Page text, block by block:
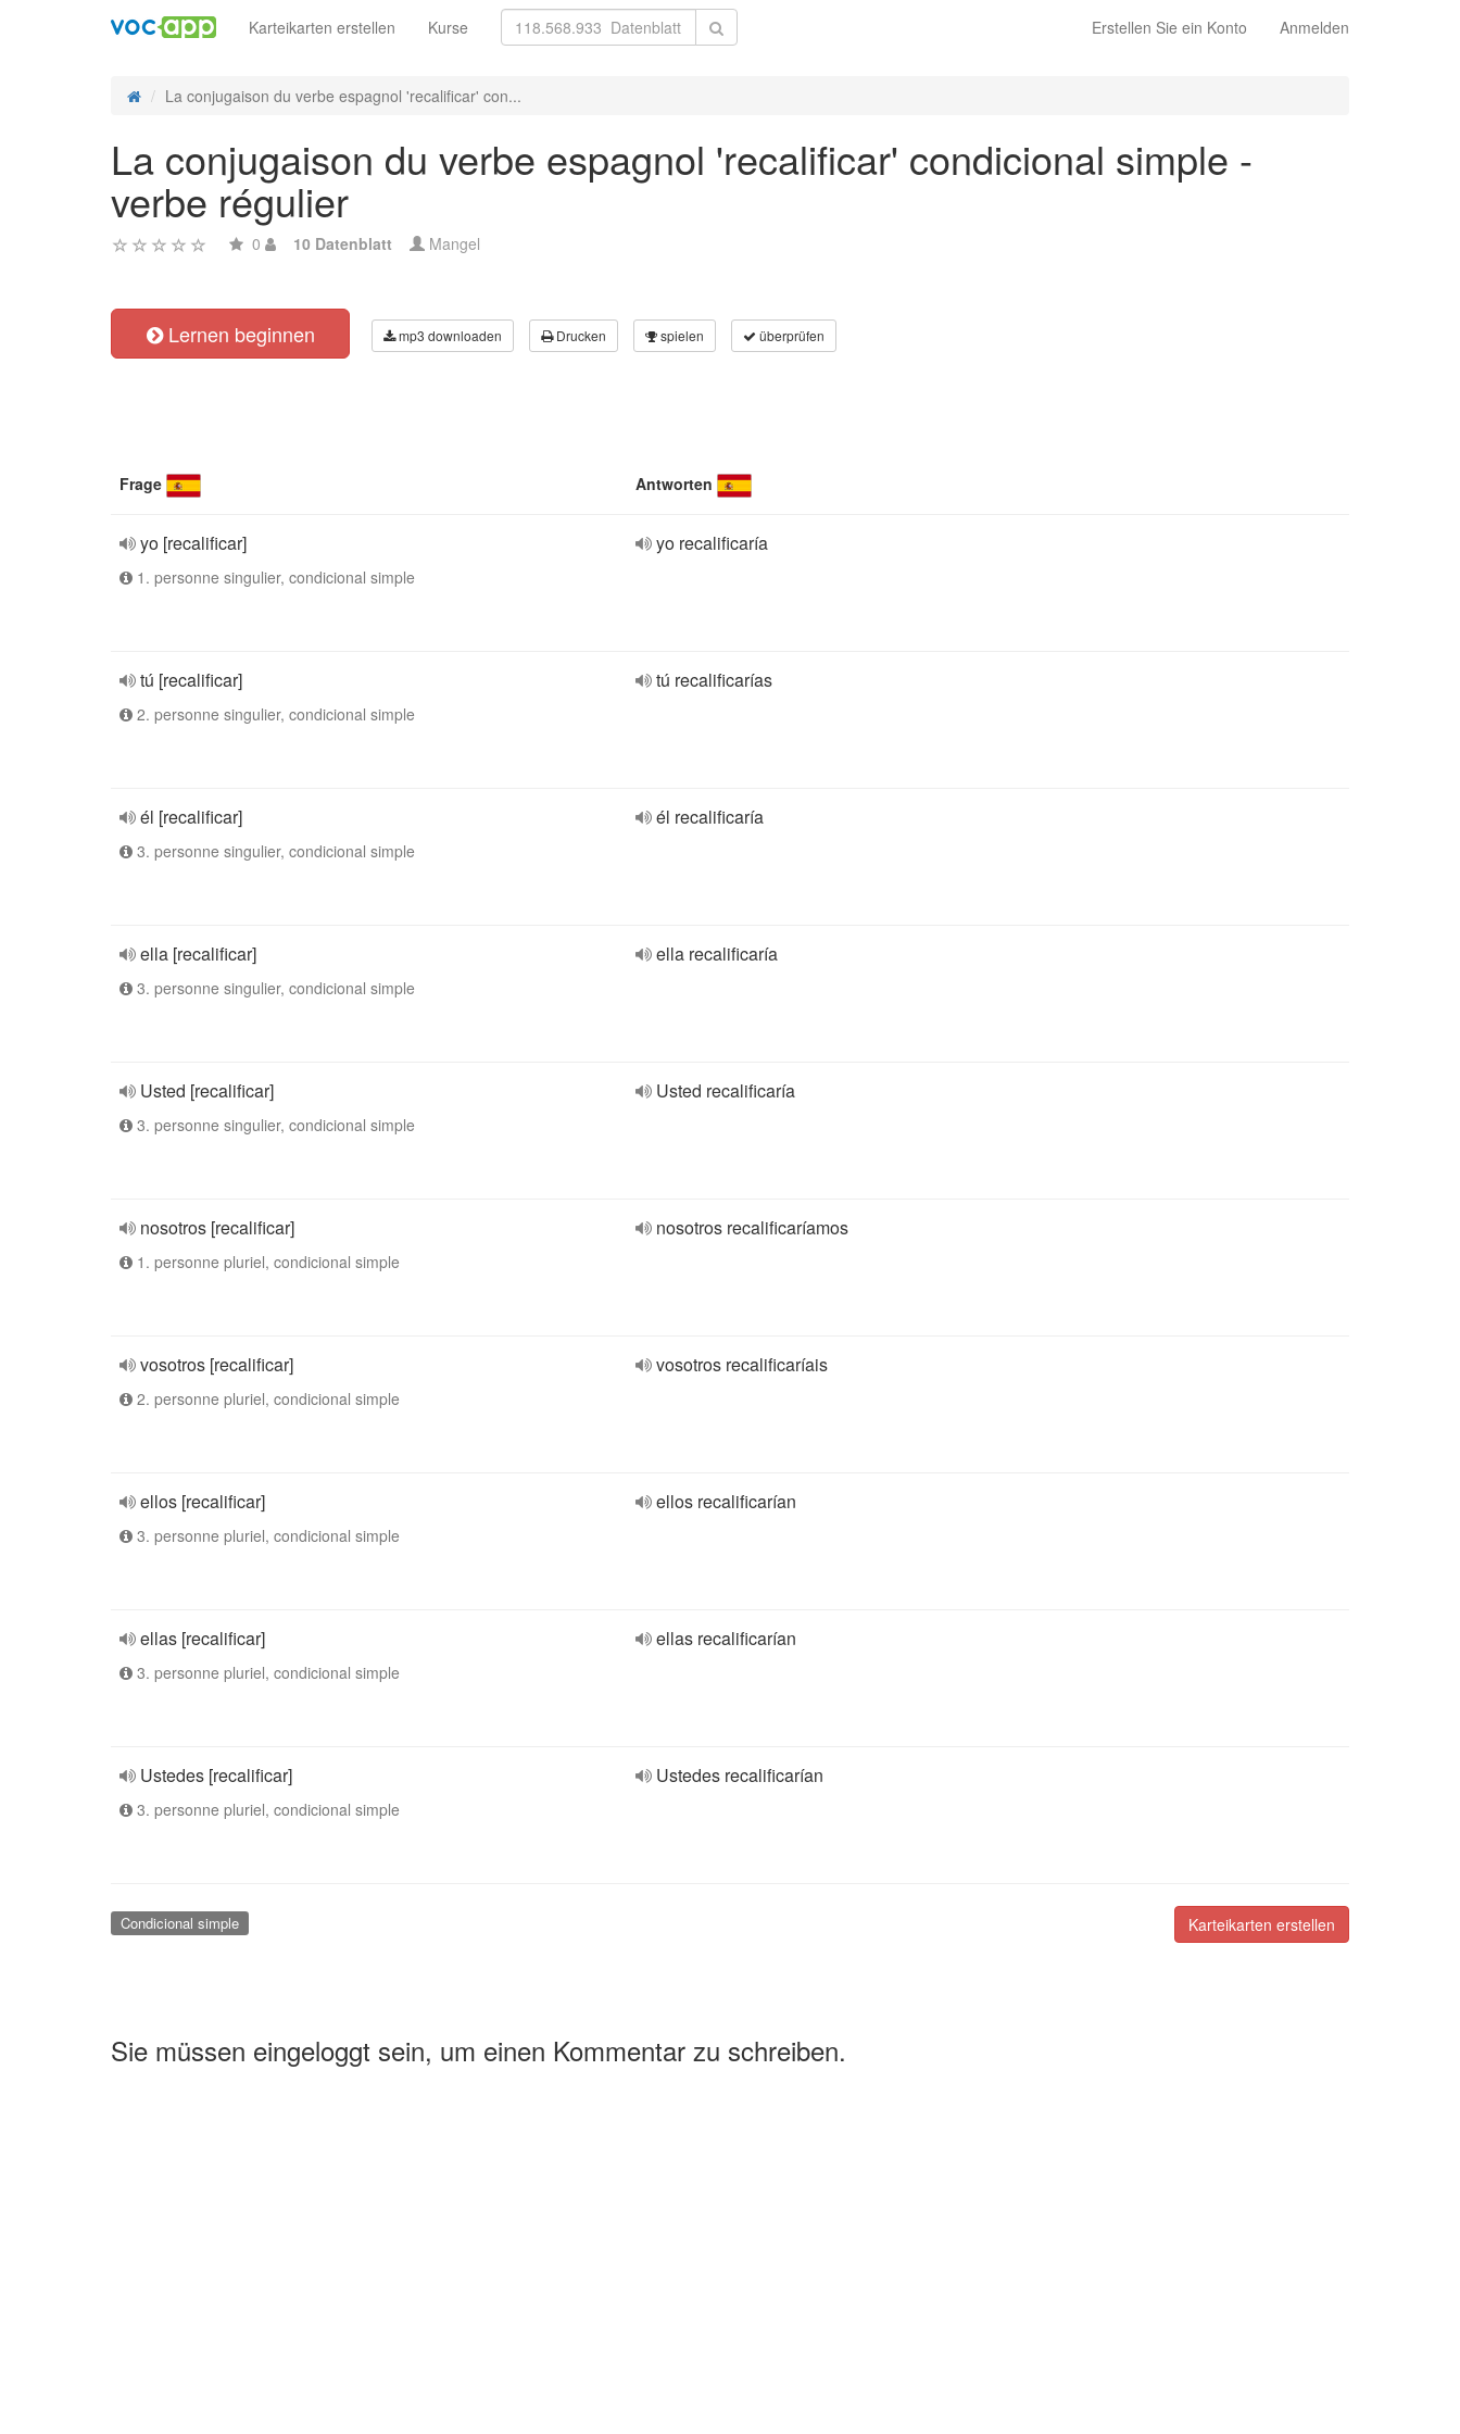
Erstellen Sie ein Konto Anmelden
Karteikarten erstellen Kurse
La conjugaison du verbe espagnol 'recalificar' con...
La conjugaison du verbe espagnol 'recalificar' condicional simple -
verbe régulier
0 10 Datenblatt Mangel
Lernen beginnen mp3 downloaden Drucken spielen überprüfen
Frage Antworten
yo [recalificar]
1. personne singulier, condicional simple
yo recalificaría
tú [recalificar]
2. personne singulier, condicional simple
tú recalificarías
él [recalificar]
3. personne singulier, condicional simple
él recalificaría
ella [recalificar]
3. personne singulier, condicional simple
ella recalificaría
Usted [recalificar]
3. personne singulier, condicional simple
Usted recalificaría
nosotros [recalificar]
1. personne pluriel, condicional simple
nosotros recalificaríamos
vosotros [recalificar]
2. personne pluriel, condicional simple
vosotros recalificaríais
ellos [recalificar]
3. personne pluriel, condicional simple
ellos recalificarían
ellas [recalificar]
3. personne pluriel, condicional simple
ellas recalificarían
Ustedes [recalificar]
3. personne pluriel, condicional simple
Ustedes recalificarían
Karteikarten erstellen
Condicional simple
Sie müssen eingeloggt sein, um einen Kommentar zu schreiben.